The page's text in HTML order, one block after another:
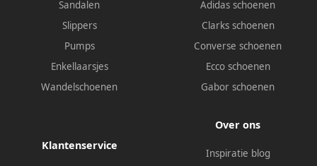
Sandalen
Slippers
Pumps
Enkellaarsjes
Wandelschoenen
Adidas schoenen
Clarks schoenen
Converse schoenen
Ecco schoenen
Gabor schoenen
Klantenservice
Over ons
Inspiratie blog